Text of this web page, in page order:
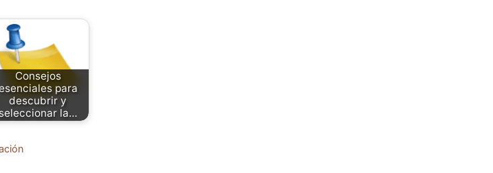
Consejos
para
descubrir y
seleccionar la…